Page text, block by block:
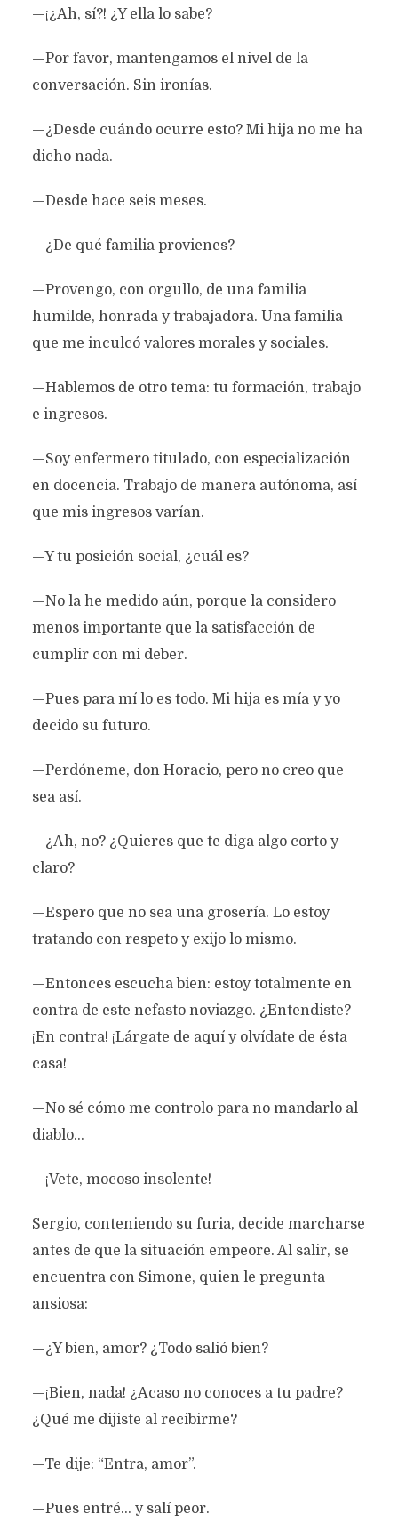
—¡¿Ah, sí?! ¿Y ella lo sabe?
—Por favor, mantengamos el nivel de la
conversación. Sin ironías.
—¿Desde cuándo ocurre esto? Mi hija no me ha
dicho nada.
—Desde hace seis meses.
—¿De qué familia provienes?
—Provengo, con orgullo, de una familia
humilde, honrada y trabajadora. Una familia
que me inculcó valores morales y sociales.
—Hablemos de otro tema: tu formación, trabajo
e ingresos.
—Soy enfermero titulado, con especialización
en docencia. Trabajo de manera autónoma, así
que mis ingresos varían.
—Y tu posición social, ¿cuál es?
—No la he medido aún, porque la considero
menos importante que la satisfacción de
cumplir con mi deber.
—Pues para mí lo es todo. Mi hija es mía y yo
decido su futuro.
—Perdóneme, don Horacio, pero no creo que
sea así.
—¿Ah, no? ¿Quieres que te diga algo corto y
claro?
—Espero que no sea una grosería. Lo estoy
tratando con respeto y exijo lo mismo.
—Entonces escucha bien: estoy totalmente en
contra de este nefasto noviazgo. ¿Entendiste?
¡En contra! ¡Lárgate de aquí y olvídate de ésta
casa!
—No sé cómo me controlo para no mandarlo al
diablo…
—¡Vete, mocoso insolente!
Sergio, conteniendo su furia, decide marcharse
antes de que la situación empeore. Al salir, se
encuentra con Simone, quien le pregunta
ansiosa:
—¿Y bien, amor? ¿Todo salió bien?
—¡Bien, nada! ¿Acaso no conoces a tu padre?
¿Qué me dijiste al recibirme?
—Te dije: “Entra, amor”.
—Pues entré… y salí peor.